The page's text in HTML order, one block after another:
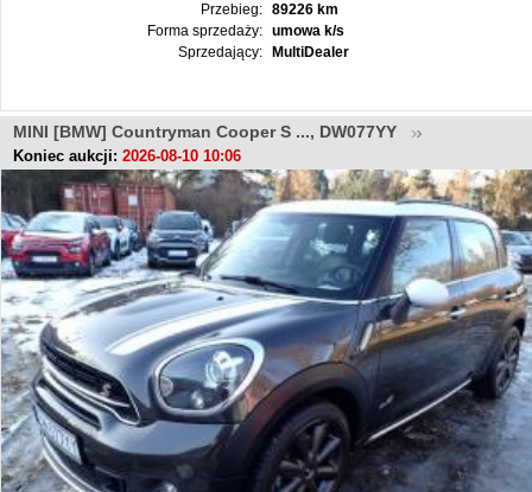
Przebieg:
89226 km
Forma sprzedaży:
umowa k/s
Sprzedający:
MultiDealer
MINI [BMW] Countryman Cooper S ..., DW077YY
Koniec aukcji: 2026-08-10 10:06